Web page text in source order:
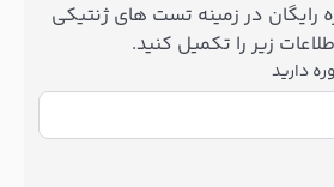
رایگان در زمینه تست های ژنتیکی
زیر را تکمیل کنید.
دارید